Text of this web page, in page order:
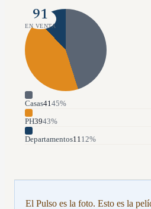
91
EN VENTA
Casas41 45%
PH3943%
Departamentos11 12%
El Pulso es la foto. Esto es la